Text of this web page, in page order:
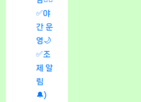
✅야
간 운
영🌙
✅조
제 알
림
🔔)